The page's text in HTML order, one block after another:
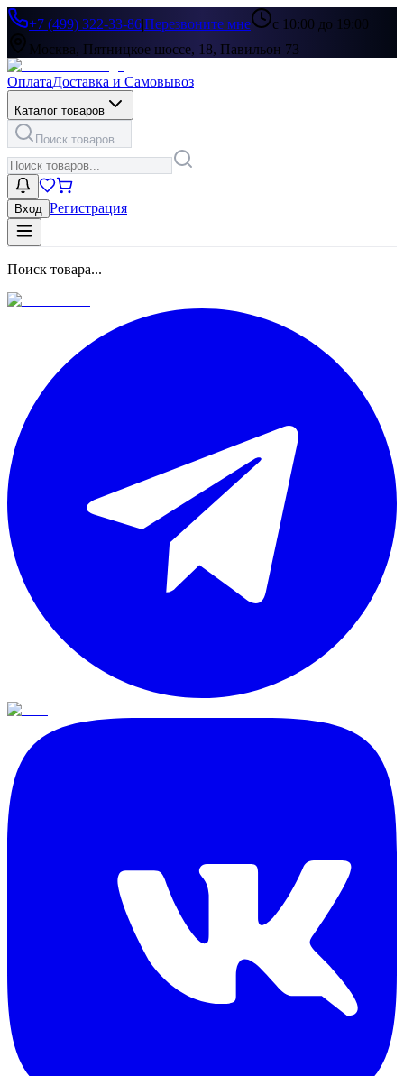
+7 (499) 322-33-86|Перезвоните мне
с 10:00 до 19:00
Москва, Пятницкое шоссе, 18, Павильон 73
ОплатаДоставка и Самовывоз
Каталог товаров
Поиск товаров...
Вход Регистрация
Поиск товара...